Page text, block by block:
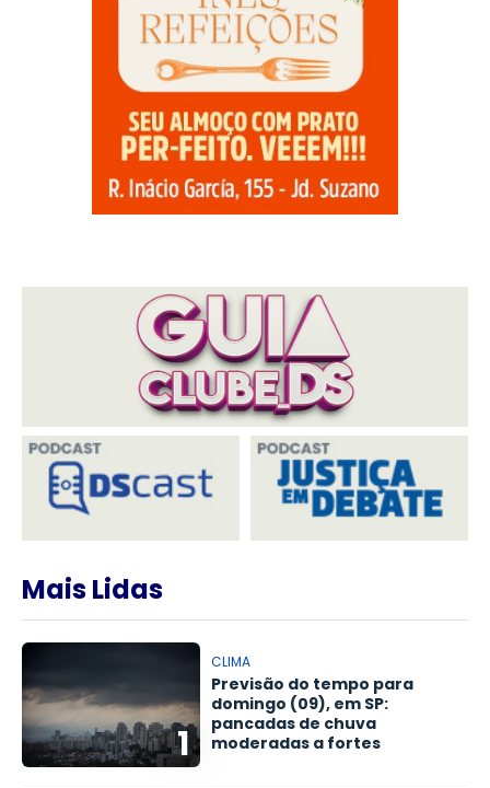
Mais Lidas
1
CLIMA
Previsão do tempo para
domingo (09), em SP:
pancadas de chuva
moderadas a fortes